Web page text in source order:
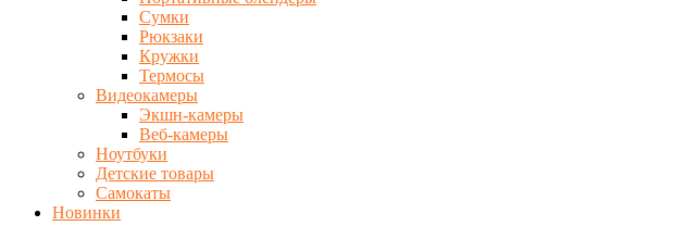
Сумки
Рюкзаки
Кружки
Термосы
Видеокамеры
Экшн-камеры
Веб-камеры
Ноутбуки
Детские товары
Самокаты
Новинки